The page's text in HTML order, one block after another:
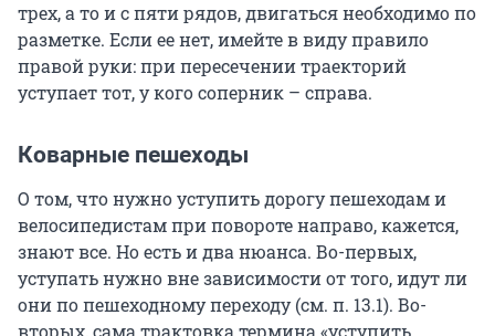
трех, а то и с пяти рядов, двигаться необходимо по
разметке. Если ее нет, имейте в виду правило
правой руки: при пересечении траекторий
уступает тот, у кого соперник – справа.
Коварные пешеходы
О том, что нужно уступить дорогу пешеходам и
велосипедистам при повороте направо, кажется,
знают все. Но есть и два нюанса. Во-первых,
уступать нужно вне зависимости от того, идут ли
они по пешеходному переходу (см. п. 13.1). Во-
вторых, сама трактовка термина «уступить